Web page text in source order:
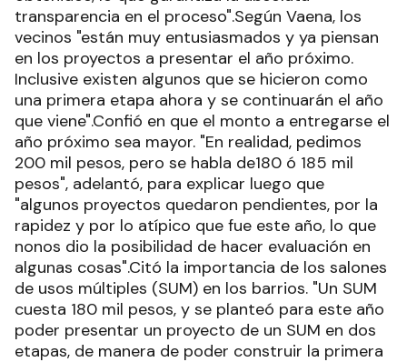
transparencia en el proceso".Según Vaena, los
vecinos "están muy entusiasmados y ya piensan
en los proyectos a presentar el año próximo.
Inclusive existen algunos que se hicieron como
una primera etapa ahora y se continuarán el año
que viene".Confió en que el monto a entregarse el
año próximo sea mayor. "En realidad, pedimos
200 mil pesos, pero se habla de180 ó 185 mil
pesos", adelantó, para explicar luego que
"algunos proyectos quedaron pendientes, por la
rapidez y por lo atípico que fue este año, lo que
nonos dio la posibilidad de hacer evaluación en
algunas cosas".Citó la importancia de los salones
de usos múltiples (SUM) en los barrios. "Un SUM
cuesta 180 mil pesos, y se planteó para este año
poder presentar un proyecto de un SUM en dos
etapas, de manera de poder construir la primera